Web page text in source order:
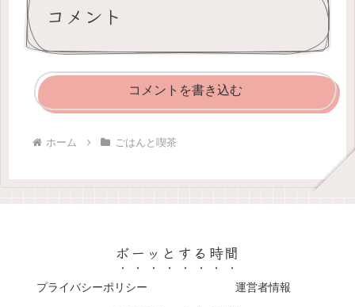
コメント
コメントを書き込む
ホーム ごはんと喫茶
ボーッとする時間
プライバシーポリシー 運営者情報